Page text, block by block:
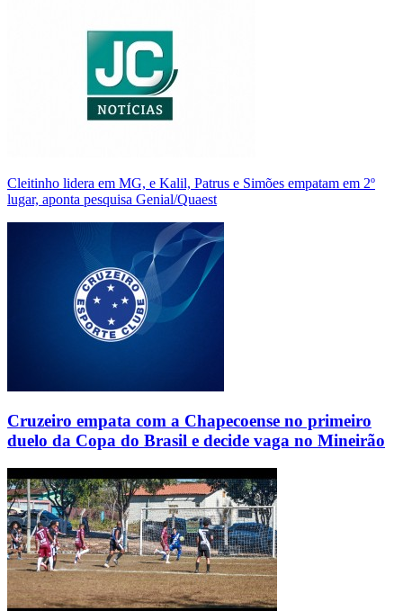
Cleitinho lidera em MG, e Kalil, Patrus e Simões empatam em 2º
lugar, aponta pesquisa Genial/Quaest
Cruzeiro empata com a Chapecoense no primeiro
duelo da Copa do Brasil e decide vaga no Mineirão